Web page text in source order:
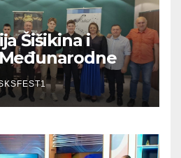
Šišikina i